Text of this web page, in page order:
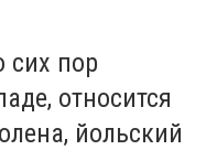
сих пор
относится
йольский